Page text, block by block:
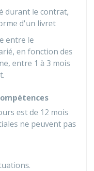
durant le contrat,
d'un livret
entre le
en fonction des
entre 1 à 3 mois
est de 12 mois
ne peuvent pas